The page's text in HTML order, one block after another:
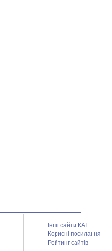
Інші сайти КАІ
Корисні посилання
Рейтинг сайтів